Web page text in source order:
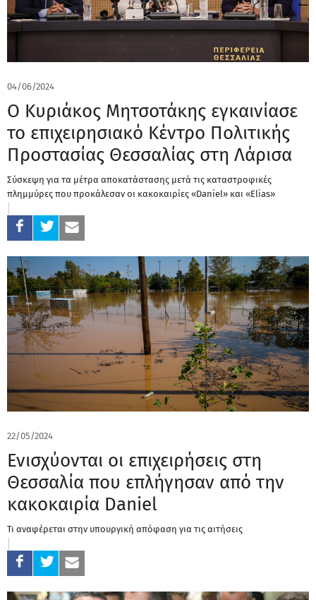
04/06/2024
Ο Κυριάκος Μητσοτάκης εγκαινίασε
το επιχειρησιακό Κέντρο Πολιτικής
Προστασίας Θεσσαλίας στη Λάρισα
Σύσκεψη για τα μέτρα αποκατάστασης μετά τις καταστροφικές
πλημμύρες που προκάλεσαν οι κακοκαιρίες «Daniel» και «Elias»
22/05/2024
Ενισχύονται οι επιχειρήσεις στη
Θεσσαλία που επλήγησαν από την
κακοκαιρία Daniel
Τι αναφέρεται στην υπουργική απόφαση για τις αιτήσεις